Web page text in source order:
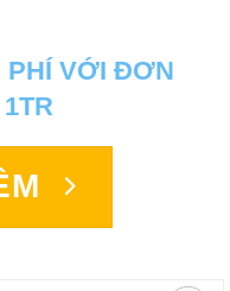
PHÍ VỚI ĐƠN